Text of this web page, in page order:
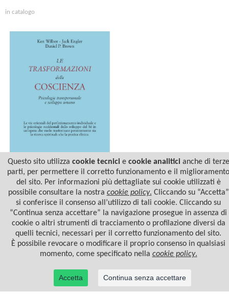
in catalogo
LE TRASFORMAZIONI
DELLA COSCIENZA
Questo sito utilizza cookie tecnicie cookie analiticianche di terze
parti, per permettere il corretto funzionamento e il miglioramento
del sito. Per informazioni più dettagliate sui cookie utilizzati è
possibile consultare la nostra cookie policy. Cliccando su “Accetta”
si conferisce il consenso all’utilizzo di tali cookie. Cliccando su
“Continua senza accettare” la navigazione prosegue in assenza di
cookie o altri strumenti di tracciamento o profilazione diversi da
quelli tecnici, necessari per il corretto funzionamento del sito.
È possibile revocare o modificare il proprio consenso in qualsiasi
momento, come specificato nella cookie policy.
Accetta Continua senza accettare